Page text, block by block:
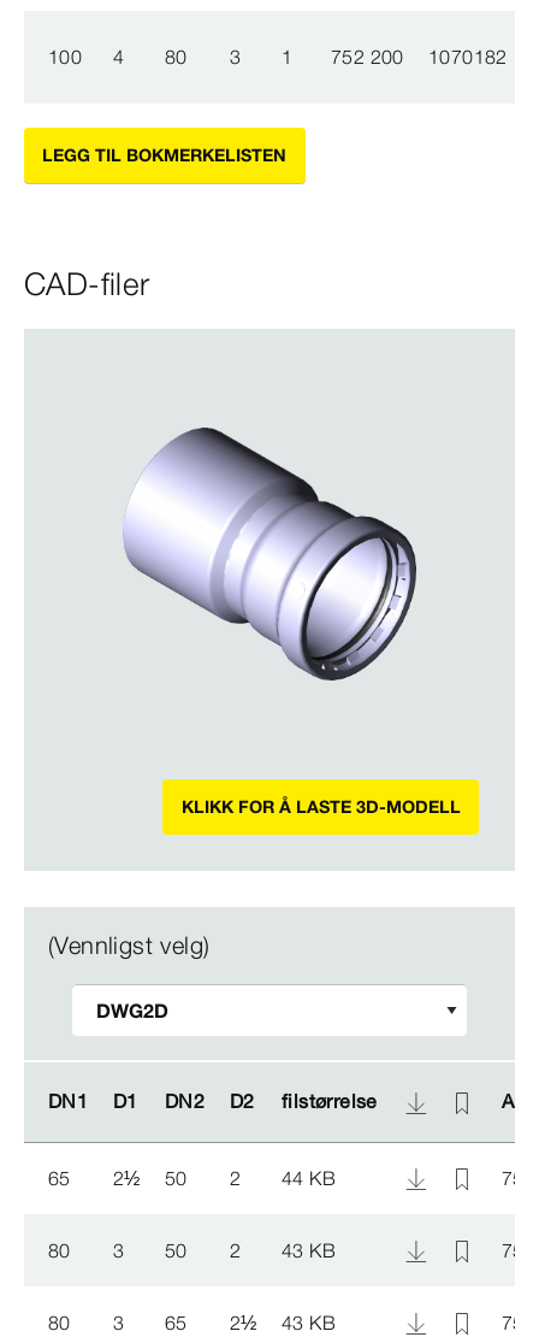
100 4 80 3 1 752 200 1070182
LEGG TIL BOKMERKELISTEN
CAD-filer
KLIKK FOR Å LASTE 3D-MODELL
(Vennligst velg)
DN1 D1 DN2 D2 filstørrelse
DN1 D1 DN2 D2 filstørrelse
65 2½ 50 2 44 KB
80 3 50 2 43 KB
80 3 65 2½ 43 KB